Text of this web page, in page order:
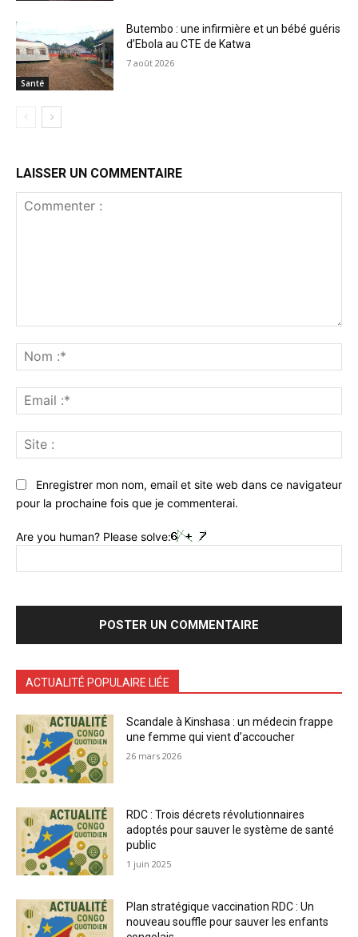
Santé
Butembo : une infirmière et un bébé guéris
d’Ebola au CTE de Katwa
7 août 2026
LAISSER UN COMMENTAIRE
:*
:*
:
Enregistrer mon nom, email et site web dans ce navigateur
pour la prochaine fois que je commenterai.
Are you human? Please solve:
ACTUALITÉ POPULAIRE LIÉE
Scandale à Kinshasa : un médecin frappe
une femme qui vient d’accoucher
26 mars 2026
RDC : Trois décrets révolutionnaires
adoptés pour sauver le système de santé
public
1 juin 2025
Plan stratégique vaccination RDC : Un
nouveau souffle pour sauver les enfants